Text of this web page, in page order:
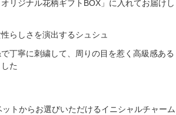
リジナル花柄ギフトBOX」に入れてお届けし
らしさを演出するシュシュ
丁寧に刺繍して、周りの目を惹く高級感ある
た
トからお選びいただけるイニシャルチャーム